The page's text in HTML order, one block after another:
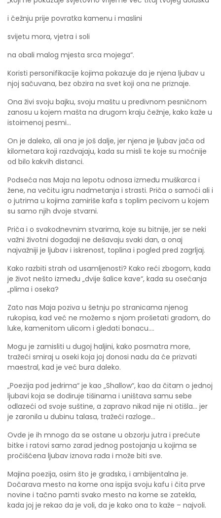
i čežnju prije povratka kamenu i maslini
svijetu mora, vjetra i soli
na obali malog mjesta srca mojega“.
Koristi personifikacije kojima pokazuje da je njena ljubav u
njoj sačuvana, bez obzira na svet koji ona ne priznaje.
Ona živi svoju bajku, svoju maštu u predivnom pesničnom
zanosu u kojem mašta na drugom kraju čežnje, kako kaže u
istoimenoj pesmi...
On je daleko, ali ona je još dalje, jer njena je ljubav jača od
kilometara koji razdvajaju, kada su misli te koje su moćnije
od bilo kakvih distanci.
Podseća nas Maja na lepotu odnosa između muškarca i
žene, na večitu igru nadmetanja i strasti. Priča o samoći ali i
o jutrima u kojima zamiriše kafa s toplim pecivom u kojem
su samo njih dvoje stvarni.
Priča i o svakodnevnim stvarima, koje su bitnije, jer se neki
važni životni događaji ne dešavaju svaki dan, a onaj
najvažniji je ljubav i iskrenost, toplina i pogled pred zagrljaj.
Kako razbiti strah od usamljenosti? Kako reći zbogom, kada
je život nešto između „dvije šalice kave“, kada su osećanja
„plima i oseka?
Zato nas Maja poziva u šetnju po stranicama njenog
rukopisa, kad već ne možemo s njom prošetati gradom, do
luke, kamenitom ulicom i gledati bonacu....
Mogu je zamisliti u dugoj haljini, kako posmatra more,
tražeći smiraj u oseki koja joj donosi nadu da će prizvati
maestral, kad je već bura daleko.
„Poezija pod jedrima“ je kao „Shallow“, kao da čitam o jednoj
ljubavi koja se dodiruje tišinama i uništava samu sebe
odlazeći od svoje suštine, a zapravo nikad nije ni otišla... jer
je zaronila u dubinu talasa, tražeći razloge...
Ovde je ih mnogo da se ostane u obzorju jutra i prećute
bitke i ratovi samo zarad jednog postojanja u kojima se
pročišćena ljubav iznova rađa i može biti sve.
Majina poezija, osim što je gradska, i ambijentalna je.
Dočarava mesto na kome ona ispija svoju kafu i čita prve
novine i tačno pamti svako mesto na kome se zatekla,
kada joj je rekao da je voli, da je kako ona to kaže – najvoli.